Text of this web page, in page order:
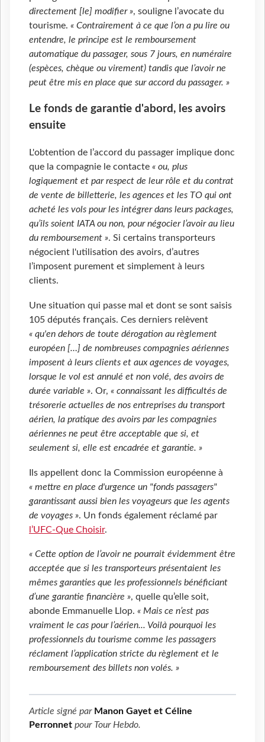
directement [le] modifier », souligne l’avocate du
tourisme. « Contrairement à ce que l’on a pu lire ou
entendre, le principe est le remboursement
automatique du passager, sous 7 jours, en numéraire
(espèces, chèque ou virement) tandis que l’avoir ne
peut être mis en place que sur accord du passager. »
Le fonds de garantie d'abord, les avoirs
ensuite
L'obtention de l’accord du passager implique donc
que la compagnie le contacte « ou, plus
logiquement et par respect de leur rôle et du contrat
de vente de billetterie, les agences et les TO qui ont
acheté les vols pour les intégrer dans leurs packages,
qu’ils soient IATA ou non, pour négocier l’avoir au lieu
du remboursement ». Si certains transporteurs
négocient l'utilisation des avoirs, d’autres
l’imposent purement et simplement à leurs
clients.
Une situation qui passe mal et dont se sont saisis
105 députés français. Ces derniers relèvent
« qu'en dehors de toute dérogation au règlement
européen […] de nombreuses compagnies aériennes
imposent à leurs clients et aux agences de voyages,
lorsque le vol est annulé et non volé, des avoirs de
durée variable ». Or, « connaissant les difficultés de
trésorerie actuelles de nos entreprises du transport
aérien, la pratique des avoirs par les compagnies
aériennes ne peut être acceptable que si, et
seulement si, elle est encadrée et garantie. »
Ils appellent donc la Commission européenne à
« mettre en place d'urgence un "fonds passagers"
garantissant aussi bien les voyageurs que les agents
de voyages ». Un fonds également réclamé par
l’UFC-Que Choisir.
« Cette option de l’avoir ne pourrait évidemment être
acceptée que si les transporteurs présentaient les
mêmes garanties que les professionnels bénéficiant
d’une garantie financière », quelle qu’elle soit,
abonde Emmanuelle Llop. « Mais ce n’est pas
vraiment le cas pour l’aérien... Voilà pourquoi les
professionnels du tourisme comme les passagers
réclament l’application stricte du règlement et le
remboursement des billets non volés. »
Article signé par Manon Gayet et Céline
Perronnet pour Tour Hebdo.